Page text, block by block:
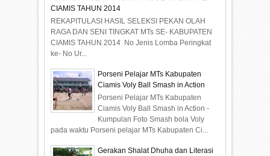
CIAMIS TAHUN 2014
REKAPITULASI HASIL SELEKSI PEKAN OLAH
RAGA DAN SENI TINGKAT MTs SE- KABUPATEN
CIAMIS TAHUN 2014 No Jenis Lomba Peringkat
ke- No Ur...
Porseni Pelajar MTs Kabupaten
Ciamis Voly Ball Smash in Action
Porseni Pelajar MTs Kabupaten
Ciamis Voly Ball Smash in Action -
Kumpulan Foto Smash bola Voly
pada waktu Porseni pelajar MTs Kabupaten Ci...
Gerakan Shalat Dhuha dan Literasi